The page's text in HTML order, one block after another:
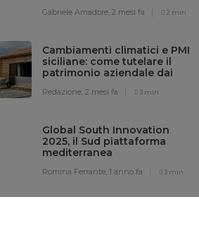
Gabriele Amadore, 2 mesi fa 2 min
Cambiamenti climatici e PMI
siciliane: come tutelare il
patrimonio aziendale dai
Redazione, 2 mesi fa 3 min
Global South Innovation
2025, il Sud piattaforma
mediterranea
Romina Ferrante, 1 anno fa 3 min